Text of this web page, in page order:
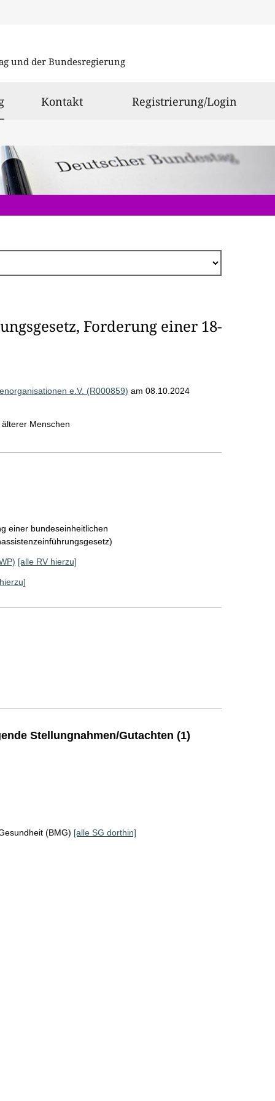
und der Bundesregierung
ausgewählt
Kontakt Registrierung/Login
Forderung einer 18-
e.V. (R000859) am 08.10.2024
Menschen
einer bundeseinheitlichen
[alle RV hierzu]
Stellungnahmen/Gutachten (1)
(BMG) [alle SG dorthin]